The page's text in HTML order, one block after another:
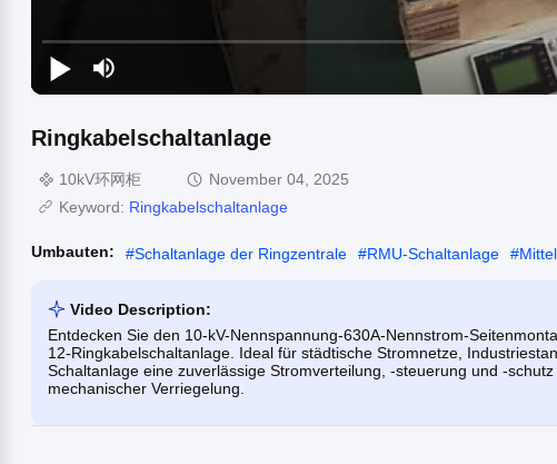
Ringkabelschaltanlage
10kV环网柜
November 04, 2025
Keyword: Ringkabelschaltanlage
Umbauten: #Schaltanlage der Ringzentrale #RMU-Schaltanlage #
Video Description:
Entdecken Sie den 10-kV-Nennspannung-630A-Nennstrom-
12-Ringkabelschaltanlage. Ideal für städtische Stromnetze,
Schaltanlage eine zuverlässige Stromverteilung, -steuerung und -
mechanischer Verriegelung.